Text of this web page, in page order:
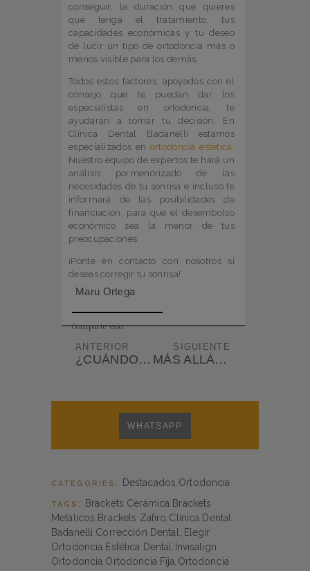
conseguir, la duración que quieres
que tenga el tratamiento, tus
capacidades económicas y tu deseo
de lucir un tipo de ortodoncia más o
menos visible para los demás.
Todos estos factores, apoyados con el
consejo que te puedan dar los
especialistas en ortodoncia, te
ayudarán a tomar tu decisión. En
Clínica Dental Badanelli estamos
especializados en ortodoncia estética.
Nuestro equipo de expertos te hará un
análisis pormenorizado de las
necesidades de tu sonrisa e incluso te
informará de las posibilidades de
financiación, para que el desembolso
económico sea la menor de tus
preocupaciones.
¡Ponte en contacto con nosotros si
deseas corregir tu sonrisa!
Maru Ortega
Comparte esto:
ANTERIOR
¿CUÁNDO DEBO LLEVAR A MI HIJO/A AL DENTISTA INFANTIL POR PRIMERA VEZ?
SIGUIENTE
MÁS ALLÁ DE LOS DIENTES: LA ESTÉTICA DE LA ENCÍA, CLAVE PARA MEJORAR EL ASPECTO DE TU SONRISA
WHATSAPP
CATEGORIES: Destacados, Ortodoncia
TAGS: Brackets Cerámica Brackets
Metálicos Brackets Zafiro Clínica Dental
Badanelli Corrección Dental.
Elegir
Ortodoncia Estética Dental Invisalign
Ortodoncia Ortodoncia Fija Ortodoncia